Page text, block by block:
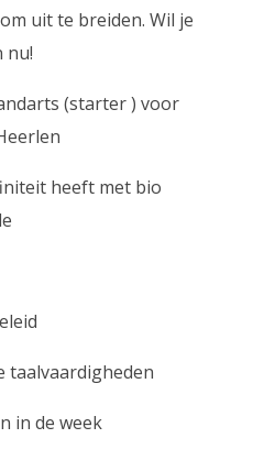
uit te breiden. Wil je
nu!
(starter ) voor
heeft met bio
taalvaardigheden
in de week